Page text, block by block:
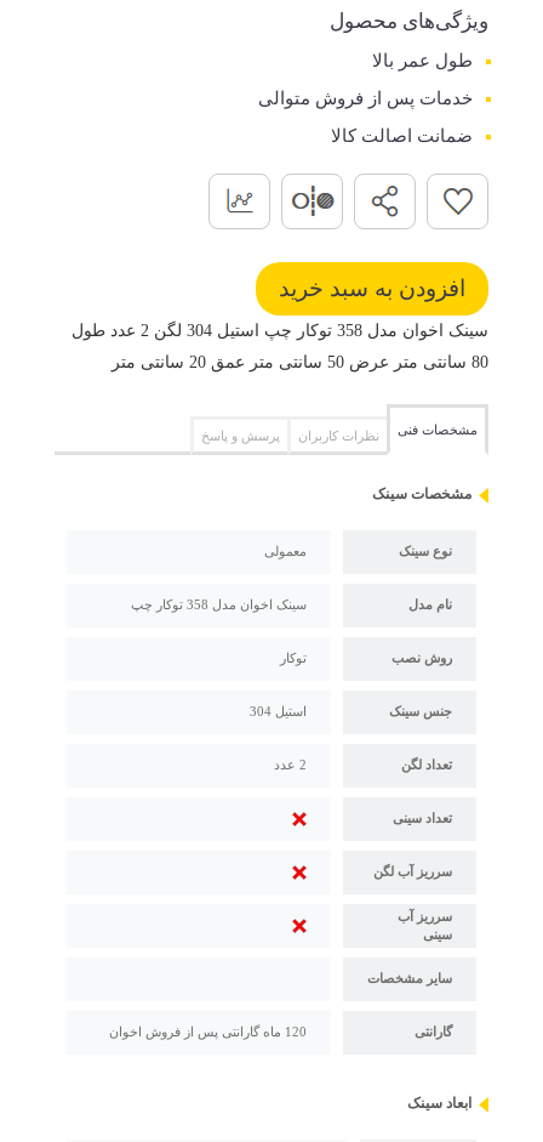
ویژگی‌های محصول
طول عمر بالا
خدمات پس از فروش متوالی
ضمانت اصالت کالا
سینک اخوان مدل 358 توکار چپ استیل 304 لگن 2 عدد طول
80 سانتی متر عرض 50 سانتی متر عمق 20 سانتی متر
مشخصات فنی نظرات کاربران پرسش و پاسخ
مشخصات سینک
نوع سینک معمولی
نام مدل سینک اخوان مدل 358 توکار چپ
روش نصب توکار
جنس سینک استیل 304
تعداد لگن 2 عدد
تعداد سینی
سرریز آب لگن
سرریز آب
سینی
سایر مشخصات
گارانتی 120 ماه گارانتی پس از فروش اخوان
ابعاد سینک